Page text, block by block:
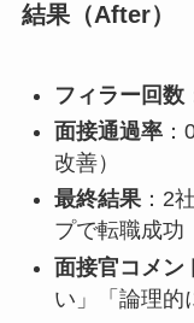
結果（After）
フィラー回数
面接通過率：
改善）
最終結果：2
プで転職成功
面接官コメン
い」「論理的